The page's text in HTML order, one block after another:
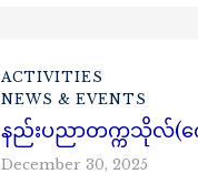
ACTIVITIES
NEWS & EVENTS
နည်းပညာတက္ကသိုလ်(က
December 30, 2025